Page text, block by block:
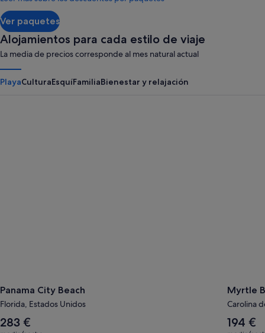
la
tarifa
Ver paquetes
Alojamientos para cada estilo de viaje
La media de precios corresponde al mes natural actual
PlayaCulturaEsquíFamiliaBienestar y relajación
Panama City Beach
Florida, Estados Unidos
El
precio
283 €
Myrtle
Carolina
El
precio
194 €